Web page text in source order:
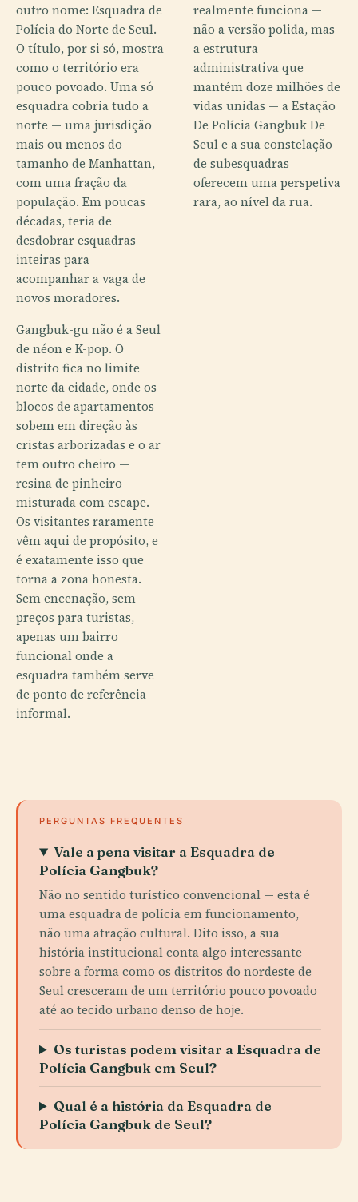
outro nome: Esquadra de
Polícia do Norte de Seul.
O título, por si só, mostra
como o território era
pouco povoado. Uma só
esquadra cobria tudo a
norte — uma jurisdição
mais ou menos do
tamanho de Manhattan,
com uma fração da
população. Em poucas
décadas, teria de
desdobrar esquadras
inteiras para
acompanhar a vaga de
novos moradores.
Gangbuk-gu não é a Seul
de néon e K-pop. O
distrito fica no limite
norte da cidade, onde os
blocos de apartamentos
sobem em direção às
cristas arborizadas e o ar
tem outro cheiro —
resina de pinheiro
misturada com escape.
Os visitantes raramente
vêm aqui de propósito, e
é exatamente isso que
torna a zona honesta.
Sem encenação, sem
preços para turistas,
apenas um bairro
funcional onde a
esquadra também serve
de ponto de referência
informal.
realmente funciona —
não a versão polida, mas
a estrutura
administrativa que
mantém doze milhões de
vidas unidas — a Estação
De Polícia Gangbuk De
Seul e a sua constelação
de subesquadras
oferecem uma perspetiva
rara, ao nível da rua.
PERGUNTAS FREQUENTES
Vale a pena visitar a Esquadra de
Polícia Gangbuk?
Não no sentido turístico convencional — esta é
uma esquadra de polícia em funcionamento,
não uma atração cultural. Dito isso, a sua
história institucional conta algo interessante
sobre a forma como os distritos do nordeste de
Seul cresceram de um território pouco povoado
até ao tecido urbano denso de hoje.
Os turistas podem visitar a Esquadra de
Polícia Gangbuk em Seul?
Qual é a história da Esquadra de
Polícia Gangbuk de Seul?